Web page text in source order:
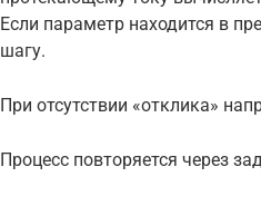
Если параметр находится в
шагу.
При отсутствии «отклика»
Процесс повторяется через